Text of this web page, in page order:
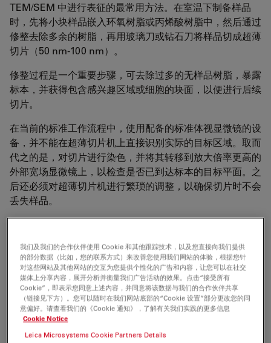
TEM/SEM 中进行表征的最常用方法。在室温下制备样品
时，先将小块样品嵌入环氧树脂或丙烯酸树脂中，然后通过
修整去除多余的树脂，再用玻璃刀或钻石刀将样品切成超薄
切片（50 nm-100 nm）。
修整过程是一个重要步骤，可去除过多的无样品树脂，暴露
标本，并获得包含感兴趣区域或细胞的块面，以便进行后续
切片。
在当前的标准工作流程中，使用配备的标准体视显微镜的设
备，并不能在超薄切片机上直接识别实际的目标区域。取而
代之的是，对切片进行染色，并将其转移到放大倍率更高的
外部宽场显微镜上，以检查是否已到达标本的目标平面。之
后还必须对超薄切片机进行繁琐的调整，以确保切片时不会
丢失样品。
方法，并使用丙烯酸聚合物保留树脂内荧光，可用于 制备
EM 样品。
为了填补这一空白，需要一种在修整和切片过程中提供在细
胞分辨率上荧光观察的超薄切片机。配备了用于荧光成像的
M205 FA 的徕卡自动超薄切片机 UC Enuity 正好提供了这
一解决方案。
我们及我们的合作伙伴使用 Cookie 和其他跟踪技术，以及您直接向我们提供
的部分数据（比如，您的联系方式）来改善您使用我们网站的体验，根据您针
对这些网站及其他网站的交互为您提供个性化的广告和内容，让您可以在社交
媒体上分享内容，展开分析并衡量我们广告活动的效果。点击“接受所有
Cookie”，即表示您同意上述内容，并同意将该数据与我们的合作伙伴共享
（链接见下方）。您可以随时在我们网站底部的“Cookie 设置”部分更改您的同
意偏好。请查看我们的《Cookie 通知》，了解有关我们实践的更多信息
Cookie Notice
Leica Microsystems Cookie Partners Details